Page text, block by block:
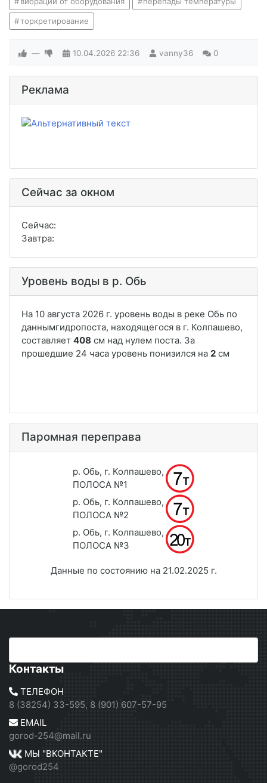
торкретирование
— 10.04.2026 22:36 vanny36 0
Реклама
Сейчас за окном
Сейчас:
Завтра:
Уровень воды в р. Обь
Паромная переправа
р. Обь, г. Колпашево,
ПОЛОСА №1
р. Обь, г. Колпашево,
ПОЛОСА №2
р. Обь, г. Колпашево,
ПОЛОСА №3
Данные по состоянию на 21.02.2025 г.
Контакты
ТЕЛЕФОН
8 (38254) 33-595, 8 (901) 607-57-95
EMAIL
gorod-254@mail.ru
МЫ "ВКОНТАКТЕ"
@gorod254